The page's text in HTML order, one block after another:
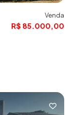
Venda
R$ 85.000,00